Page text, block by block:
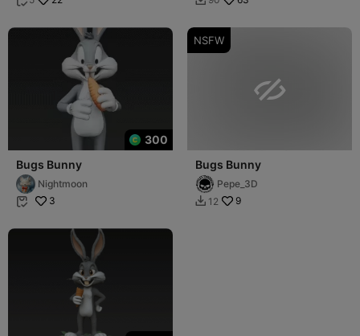
300
Bugs Bunny
Nightmoon
 3
NSFW

Bugs Bunny
Pepe_3D
 12 9